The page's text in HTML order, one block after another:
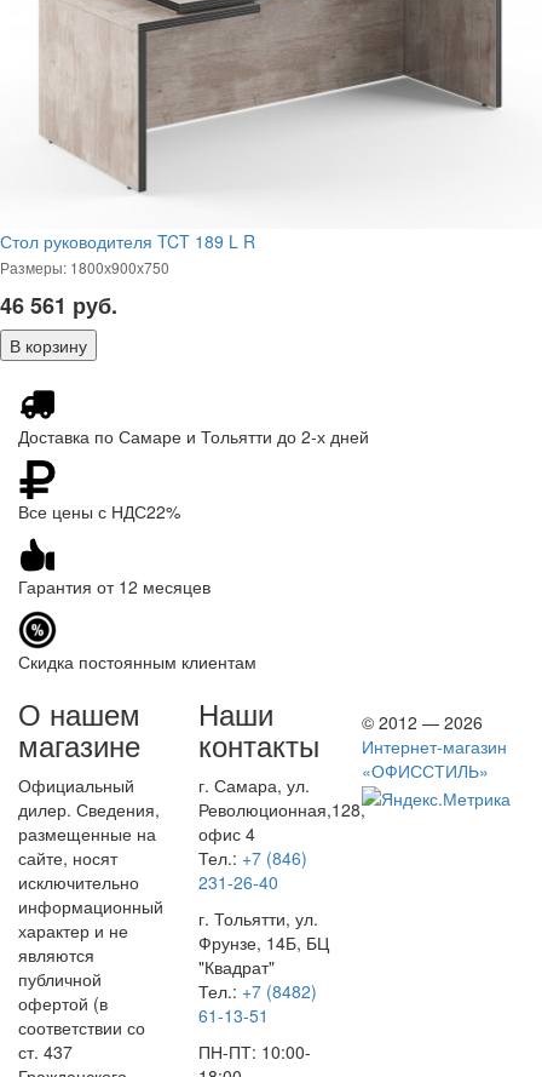
Стол руководителя TCT 189 L R
Размеры: 1800х900х750
46 561 руб.
Доставка по Самаре и Тольятти до 2-х дней
Все цены с НДС22%
Гарантия от 12 месяцев
Скидка постоянным клиентам
О нашем
магазине
Официальный
дилер. Сведения,
размещенные на
сайте, носят
исключительно
информационный
характер и не
являются
публичной
офертой (в
соответствии со
ст. 437
Наши
контакты
г. Самара, ул.
Революционная,128,
офис 4
Тел.: +7 (846)
231-26-40
г. Тольятти, ул.
Фрунзе, 14Б, БЦ
"Квадрат"
Тел.: +7 (8482)
61-13-51
ПН-ПТ: 10:00-
© 2012 — 2026
Интернет-магазин
«ОФИССТИЛЬ»